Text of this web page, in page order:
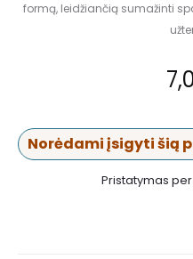
formą, leidžiančią sumažinti
Norėdami įsigyti šią
Pristatymas